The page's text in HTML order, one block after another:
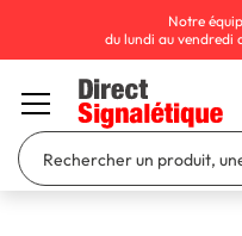
Notre
du lundi au vendredi